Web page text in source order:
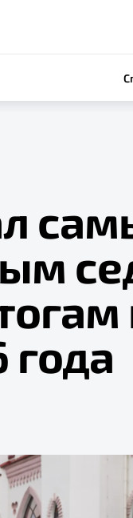
года